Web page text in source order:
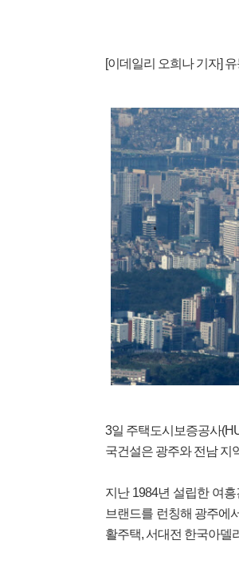
[이데일리 오희나 기자]
3일 주택도시보증공사
국건설은 광주와 전남 지
지난 1984년 설립한 여
브랜드를 런칭해 광주에
활주택, 서대전 한국아델